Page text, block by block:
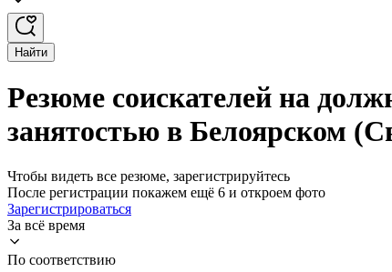
Найти
Резюме соискателей на
занятостью в Белоярском
Чтобы видеть все резюме, зарегистрируйтесь
После регистрации покажем ещё 6 и откроем фото
Зарегистрироваться
За всё время
По соответствию